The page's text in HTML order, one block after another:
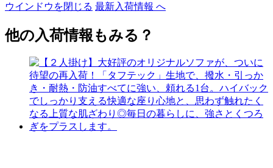
ウインドウを閉じる 最新入荷情報 へ
他の入荷情報もみる？